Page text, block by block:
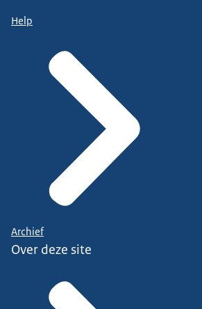
Help
Archief
Over deze site